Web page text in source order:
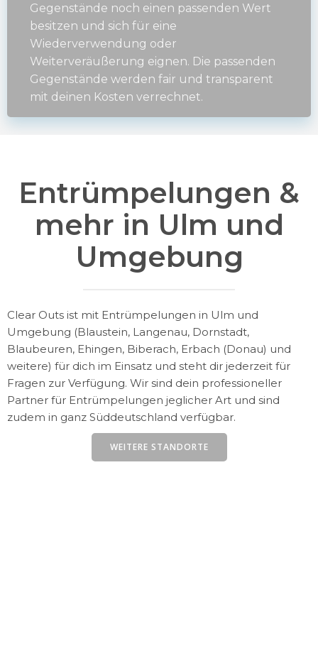
Gegenstände noch einen passenden Wert
besitzen und sich für eine
Wiederverwendung oder
Weiterveräußerung eignen. Die passenden
Gegenstände werden fair und transparent
mit deinen Kosten verrechnet.
Entrümpelungen &
mehr in Ulm und
Umgebung
Clear Outs ist mit Entrümpelungen in Ulm und
Umgebung (Blaustein, Langenau, Dornstadt,
Blaubeuren, Ehingen, Biberach, Erbach (Donau) und
weitere) für dich im Einsatz und steht dir jederzeit für
Fragen zur Verfügung. Wir sind dein professioneller
Partner für Entrümpelungen jeglicher Art und sind
zudem in ganz Süddeutschland verfügbar.
WEITERE STANDORTE